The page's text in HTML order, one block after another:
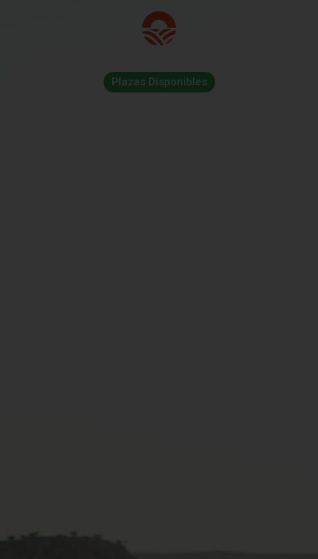
Plazas Disponibles